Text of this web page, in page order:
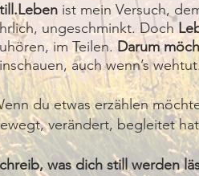
ist mein Versuch,
ungeschminkt. Doch
im Teilen.Darum
auch wenn’s
du etwas erzählen
verändert, begleitet
was dich still werden